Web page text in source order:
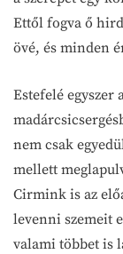
Ettől fogva ő
övé, és minden
Estefelé
nem csak
mellett
Cirmink is az
levenni szemeit
valami többet is